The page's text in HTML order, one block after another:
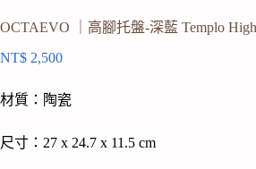
OCTAEVO ｜高腳托盤-深藍 Templo
NT$ 2,500
材質：陶瓷
尺寸：27 x 24.7 x 11.5 cm